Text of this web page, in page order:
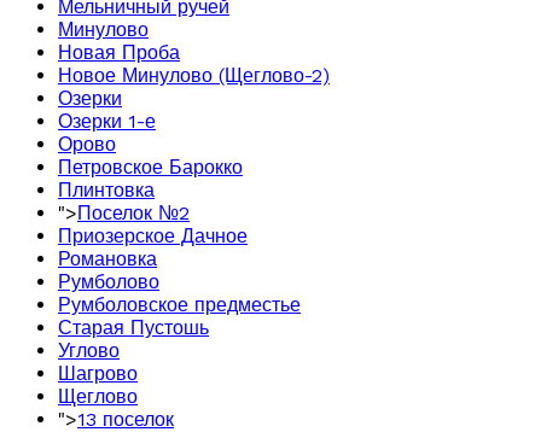
Мельничный ручей
Минулово
Новая Проба
Новое Минулово (Щеглово-2)
Озерки
Озерки 1-е
Орово
Петровское Барокко
Плинтовка
">Поселок №2
Приозерское Дачное
Романовка
Румболово
Румболовское предместье
Старая Пустошь
Углово
Шагрово
Щеглово
">13 поселок